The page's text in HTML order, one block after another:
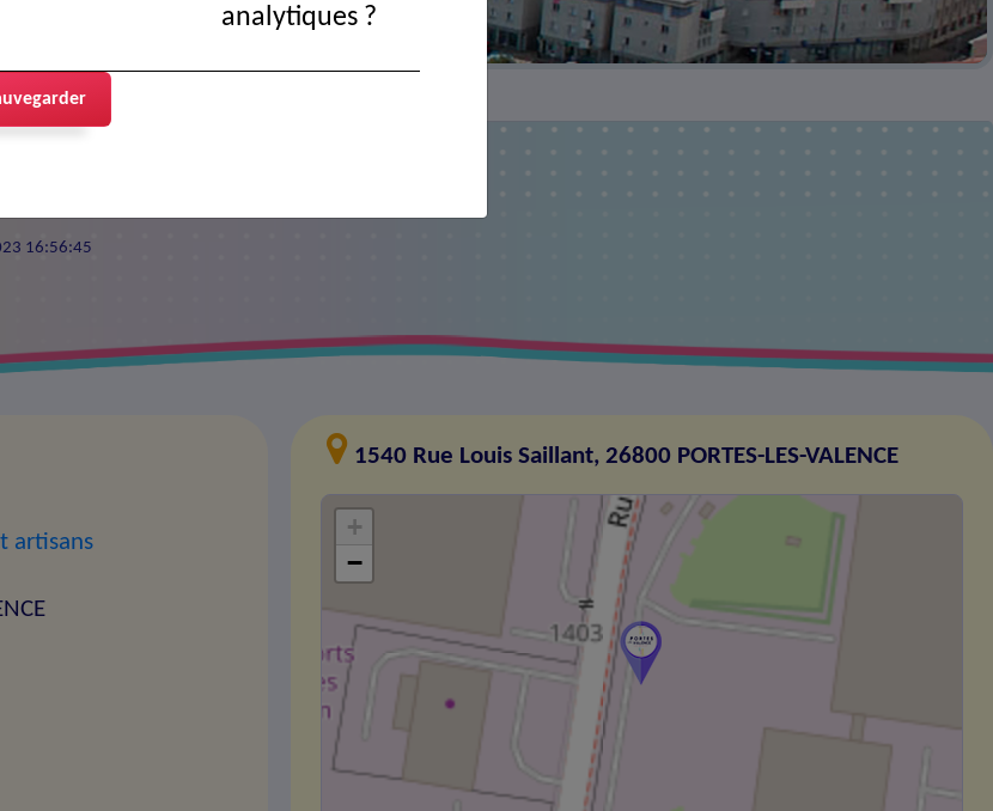
Vue aérienne de la ville
16:56:45
artisans
1540 Rue Louis Saillant, 26800 PORTES-LES-VALENCE
+
−
analytiques ?